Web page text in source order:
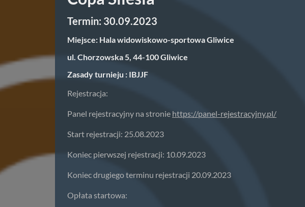
Termin: 30.09.2023
Miejsce: Hala widowiskowo-sportowa Gliwice
ul. Chorzowska 5, 44-100 Gliwice
Zasady turnieju : IBJJF
Rejestracja:
Panel rejestracyjny na stronie https://panel-rejestracyjny.pl/
Start rejestracji: 25.08.2023
Koniec pierwszej rejestracji: 10.09.2023
Koniec drugiego terminu rejestracji 20.09.2023
Opłata startowa: